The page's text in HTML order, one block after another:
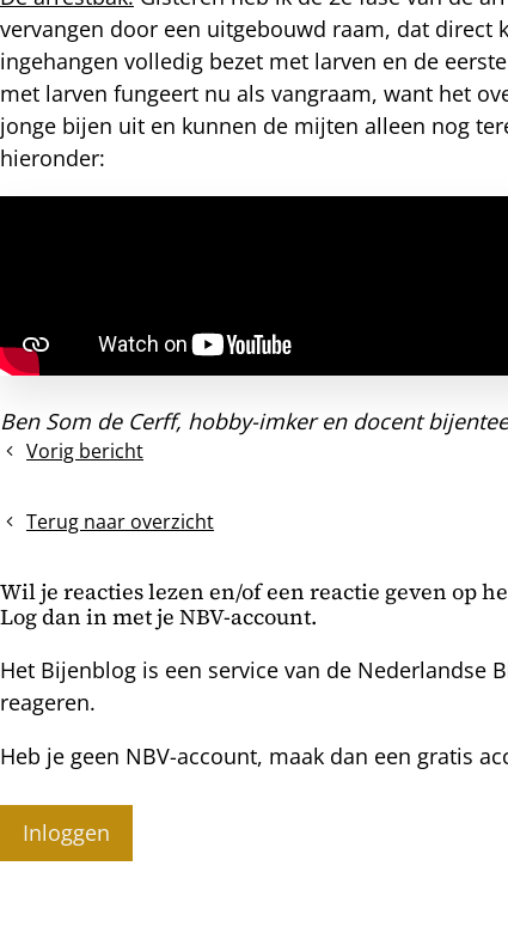
vervangen door een uitgebouwd raam, dat
ingehangen volledig bezet met larven en de
met larven fungeert nu als vangraam, want het
jonge bijen uit en kunnen de mijten alleen nog
hieronder:
Ben Som de Cerff, hobby-imker en docent
Vorig bericht
Koninginnenteelt
Terug naar overzicht
Wil je reacties lezen en/of een reactie geven op
Log dan in met je NBV-account.
Het Bijenblog is een service van de Nederlandse
reageren.
Heb je geen NBV-account, maak dan een gratis
Inloggen